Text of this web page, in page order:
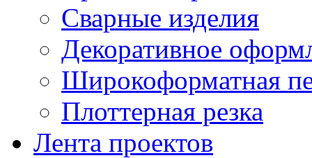
Сварные изделия
Декоративное
Широкоформатная
Плоттерная резка
Лента проектов